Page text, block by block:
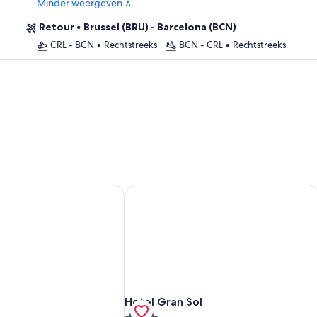
Minder weergeven ∧
Retour • Brussel (BRU) - Barcelona (BCN)
CRL - BCN • Rechtstreeks BCN - CRL • Rechtstreeks
Hotel Gran Sol
Hotel Gran Sol
Hotel Gran Sol